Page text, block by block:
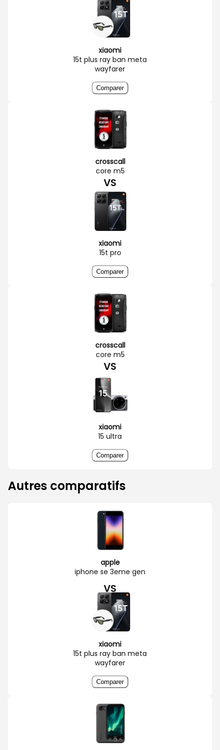
xiaomi
15t plus ray ban meta
wayfarer
Comparer
crosscall
core m5
VS
xiaomi
15t pro
Comparer
crosscall
core m5
VS
xiaomi
15 ultra
Comparer
Autres comparatifs
apple
iphone se 3eme gen
VS
xiaomi
15t plus ray ban meta
wayfarer
Comparer